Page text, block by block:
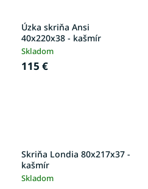
Úzka skriňa Ansi
40x220x38 - kašmír
Skladom
115 €
Skriňa Londia 80x217x37 -
kašmír
Skladom